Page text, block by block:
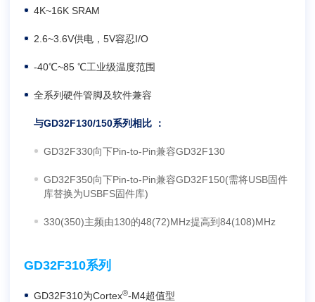
4K~16K SRAM
2.6~3.6V供电，5V容忍I/O
-40℃~85 ℃工业级温度范围
全系列硬件管脚及软件兼容
与GD32F130/150系列相比 ：
GD32F330向下Pin-to-Pin兼容GD32F130
GD32F350向下Pin-to-Pin兼容GD32F150(需将USB固件
库替换为USBFS固件库)
330(350)主频由130的48(72)MHz提高到84(108)MHz
GD32F310系列
GD32F310为Cortex®-M4超值型